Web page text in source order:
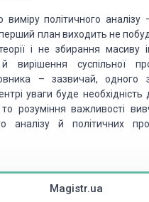
політичного аналізу
план виходить не
і не збирання масиву
вирішення суспільної
– зазвичай, одного
уваги буде необхідність
то розуміння важливості
аналізу й політичних
Magistr.ua